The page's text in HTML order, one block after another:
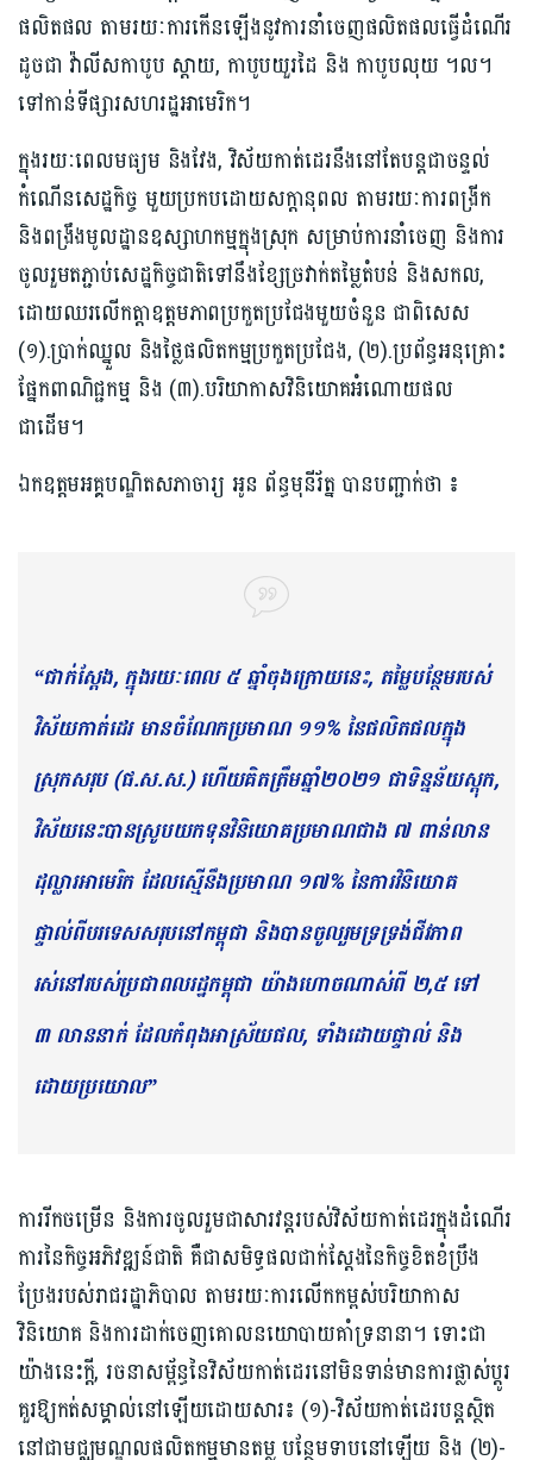
ផលិតផល តាមរយៈការកើនឡើងនូវការនាំចេញផលិតផលធ្វើដំណើរ
ដូចជា វ៉ាលីសកាបូប ស្តាយ, កាបូបយួរដៃ និង កាបូបលុយ ។ល។
ទៅកាន់ទីផ្សារសហរដ្ឋអាមេរិក។
ក្នុងរយៈពេលមធ្យម និងវែង, វិស័យកាត់ដេរនឹងនៅតែបន្តជាចន្ទល់
កំណើនសេដ្ឋកិច្ច មួយប្រកបដោយសក្តានុពល តាមរយៈការពង្រីក
និងពង្រឹងមូលដ្ឋានឧស្សាហកម្មក្នុងស្រុក សម្រាប់ការនាំចេញ និងការ
ចូលរួមតភ្ជាប់សេដ្ឋកិច្ចជាតិទៅនឹងខ្សែច្រវាក់តម្លៃតំបន់ និងសកល,
ដោយឈរលើកត្តាឧត្តមភាពប្រកួតប្រជែងមួយចំនួន ជាពិសេស
(១).ប្រាក់ឈ្នួល និងថ្លៃផលិតកម្មប្រកួតប្រជែង, (២).ប្រព័ន្ធអនុគ្រោះ
ផ្នែកពាណិជ្ជកម្ម និង (៣).បរិយាកាសវិនិយោគអំណោយផល
ជាដើម។
ឯកឧត្តមអគ្គបណ្ឌិតសភាចារ្យ អូន ព័ន្ធមុនីរ័ត្ន បានបញ្ជាក់ថា ៖
“ជាក់ស្ដែង, ក្នុងរយៈពេល ៥ ឆ្នាំចុងក្រោយនេះ, តម្លៃបន្ថែមរបស់
វិស័យកាត់ដេរ មានចំណែកប្រមាណ ១១% នៃផលិតផលក្នុង
ស្រុកសរុប (ផ.ស.ស.) ហើយគិតត្រឹមឆ្នាំ២០២១ ជាទិន្នន័យស្តុក,
វិស័យនេះបានស្រូបយកទុនវិនិយោគប្រមាណជាង ៧ ពាន់លាន
ដុល្លារអាមេរិក ដែលស្មើនឹងប្រមាណ ១៧% នៃការវិនិយោគ
ផ្ទាល់ពីបរទេសសរុបនៅកម្ពុជា និងបានចូលរួមទ្រទ្រង់ជីវភាព
រស់នៅរបស់ប្រជាពលរដ្ឋកម្ពុជា យ៉ាងហោចណាស់ពី ២,៥ ទៅ
៣ លាននាក់ ដែលកំពុងអាស្រ័យផល, ទាំងដោយផ្ទាល់ និង
ដោយប្រយោល”
ការរីកចម្រើន និងការចូលរួមជាសារវន្តរបស់វិស័យកាត់ដេរក្នុងដំណើរ
ការនៃកិច្ចអភិវឌ្ឍន៍ជាតិ គឺជាសមិទ្ធផលជាក់ស្ដែងនៃកិច្ចខិតខំប្រឹង
ប្រែងរបស់រាជរដ្ឋាភិបាល តាមរយៈការលើកកម្ពស់បរិយាកាស
វិនិយោគ និងការដាក់ចេញគោលនយោបាយគាំទ្រនានា។ ទោះជា
យ៉ាងនេះក្តី, រចនាសម្ព័ន្ធនៃវិស័យកាត់ដេរនៅមិនទាន់មានការផ្លាស់ប្តូរ
គួរឱ្យកត់សម្គាល់នៅឡើយដោយសារ៖ (១)-វិស័យកាត់ដេរបន្តស្ថិត
នៅជាមជ្ឈមណ្ឌលផលិតកម្មមានតម្ល បន្ថែមទាបនៅឡើយ និង (២)-